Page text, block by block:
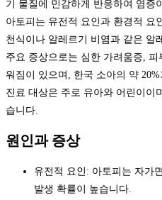
기 물질에 민감하게 반응하여 염증
아토피는 유전적 요인과 환경적 요
천식이나 알레르기 비염과 같은 알
주요 증상으로는 심한 가려움증,
워짐이 있으며, 한국 소아의 약
진료 대상은 주로 유아와 어린이이
습니다.
원인과 증상
유전적 요인: 아토피는 자가
발생 확률이 높습니다.